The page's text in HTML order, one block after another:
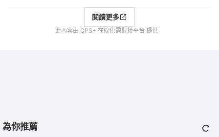
閱讀更多
此內容由 CPS+ 在線供需對接平台 提供
為你推薦